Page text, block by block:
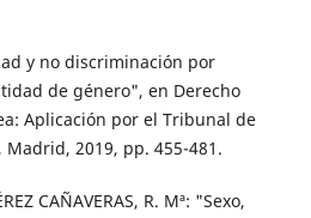
y no discriminación por
de género", en Derecho
Aplicación por el Tribunal de
Madrid, 2019, pp. 455-481.
CAÑAVERAS, R. Mª: "Sexo,